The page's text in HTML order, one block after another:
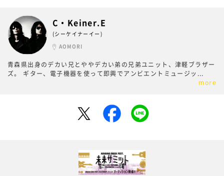
C・Keiner.E
(シーケイナーイー)
AOMORI
青森県出身のデカい兄とややデカい弟の兄弟ユニット、津軽ブラザー
ズ。 ギター、電子機器を使って即興でアンビエントミュージッ ...
more